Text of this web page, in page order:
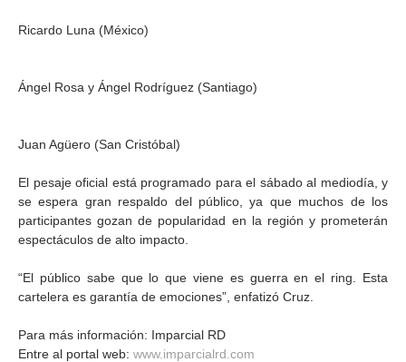
Ricardo Luna (México)
Ángel Rosa y Ángel Rodríguez (Santiago)
Juan Agüero (San Cristóbal)
El pesaje oficial está programado para el sábado al mediodía, y
se espera gran respaldo del público, ya que muchos de los
participantes gozan de popularidad en la región y prometerán
espectáculos de alto impacto.
“El público sabe que lo que viene es guerra en el ring. Esta
cartelera es garantía de emociones”, enfatizó Cruz.
Para más información: Imparcial RD
Entre al portal web: www.imparcialrd.com